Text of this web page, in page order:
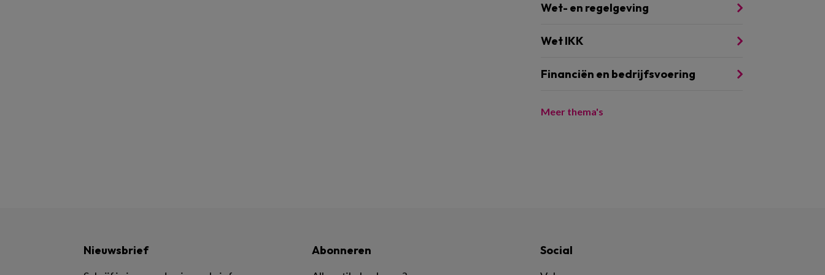
Wet- en regelgeving
Wet IKK
Financiën en bedrijfsvoering
Meer thema's
Nieuwsbrief Abonneren Social